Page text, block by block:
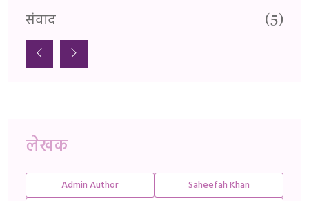
संवाद (5)
लेखक
Admin Author
Saheefah Khan